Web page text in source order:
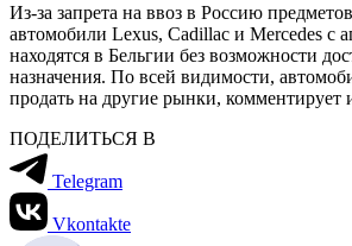
Из-за запрета на ввоз в Россию
автомобили Lexus, Cadillac и Mercedes с
находятся в Бельгии без возможности
назначения. По всей видимости,
продать на другие рынки, комментирует
ПОДЕЛИТЬСЯ В
Telegram
Vkontakte